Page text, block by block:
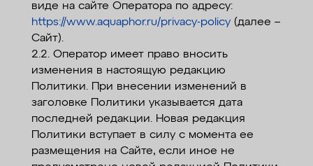
виде на сайте Оператора по адресу:
https://www.aquaphor.ru/privacy-policy(далее –
Сайт).
2.2. Оператор имеет право вносить
изменения в настоящую редакцию
Политики. При внесении изменений в
заголовке Политики указывается дата
последней редакции. Новая редакция
Политики вступает в силу с момента ее
размещения на Сайте, если иное не